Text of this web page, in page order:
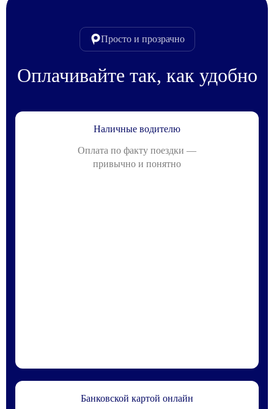
Просто и прозрачно
Оплачивайте так, как удобно
Наличные водителю
Оплата по факту поездки —
привычно и понятно
Банковской картой онлайн